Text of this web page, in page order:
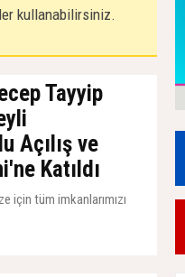
kullanabilirsiniz.
Tayyip
Açılış ve
Katıldı
için tüm imkanlarımızı